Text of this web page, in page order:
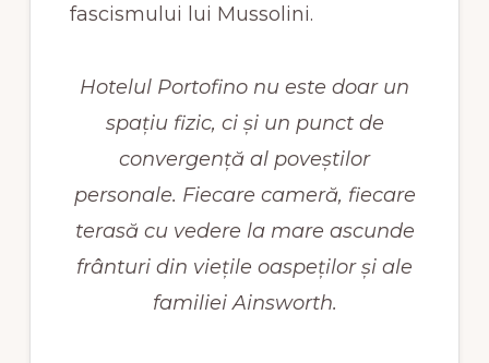
fascismului lui Mussolini.
Hotelul Portofino nu este doar un
spațiu fizic, ci și un punct de
convergență al poveștilor
personale. Fiecare cameră, fiecare
terasă cu vedere la mare ascunde
frânturi din viețile oaspeților și ale
familiei Ainsworth.